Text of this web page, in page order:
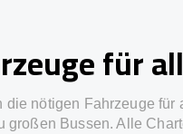
für
die nötigen Fahrzeuge
großen Bussen. Alle